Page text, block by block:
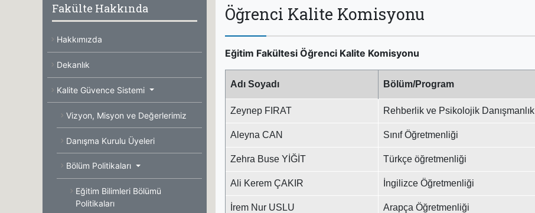
Fakülte Hakkında
Hakkımızda
Dekanlık
Kalite Güvence Sistemi
Vizyon, Misyon ve Değerlerimiz
Danışma Kurulu Üyeleri
Bölüm Politikaları
Eğitim Bilimleri Bölümü
Politikaları
Öğrenci Kalite Komisyonu
Eğitim Fakültesi Öğrenci Kalite Komisyonu
Adı Soyadı Bölüm/Program
Zeynep FIRAT Rehberlik ve Psikolojik Danışmanlık
Aleyna CAN Sınıf Öğretmenliği
Zehra Buse YİĞİT Türkçe öğretmenliği
Ali Kerem ÇAKIR İngilizce Öğretmenliği
İrem Nur USLU Arapça Öğretmenliği